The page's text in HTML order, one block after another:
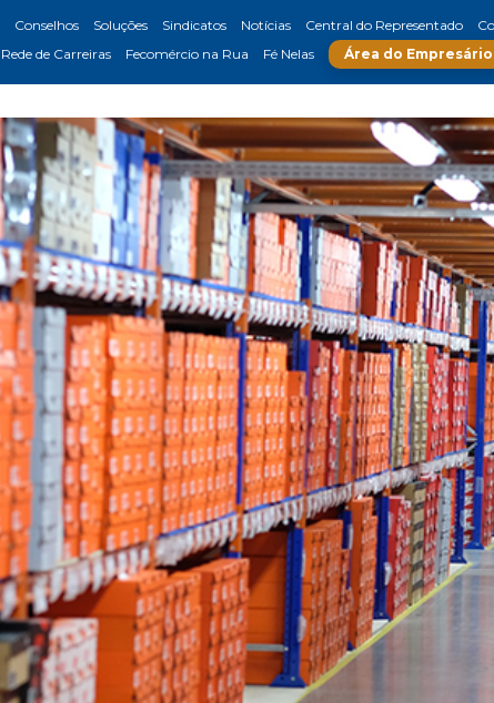
Conselhos Soluções Sindicatos Notícias Central do Representado
Rede de Carreiras Fecomércio na Rua Fé Nelas Área do Empresário